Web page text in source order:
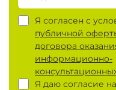
Я согласен с
публичной
договора
информационно-
Я даю согласие